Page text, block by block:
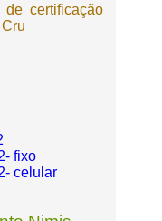
de certificação
fixo
celular